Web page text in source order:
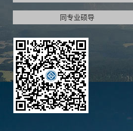
同专业硕导